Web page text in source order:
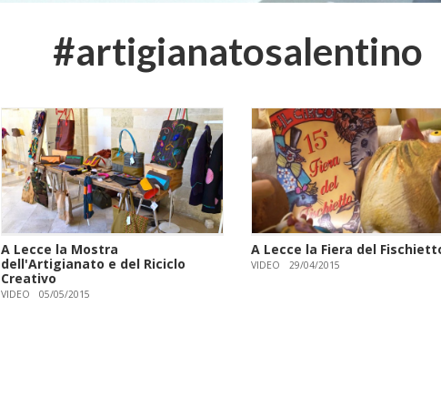
#artigianatosalentino
A Lecce la Mostra
dell'Artigianato e del Riciclo
Creativo
VIDEO 05/05/2015
A Lecce la Fiera del
VIDEO 29/04/2015